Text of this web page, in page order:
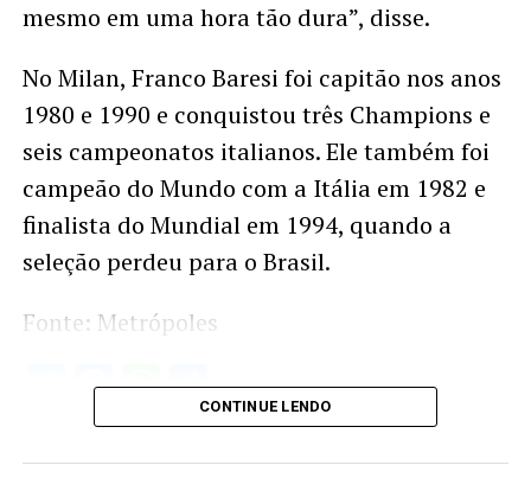
mesmo em uma hora tão dura”, disse.
No Milan, Franco Baresi foi capitão nos anos
1980 e 1990 e conquistou três Champions e
seis campeonatos italianos. Ele também foi
campeão do Mundo com a Itália em 1982 e
finalista do Mundial em 1994, quando a
seleção perdeu para o Brasil.
Fonte: Metrópoles
Twitter
Facebook
WhatsApp
Share
CONTINUE LENDO